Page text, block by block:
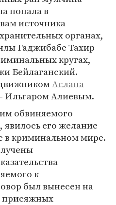
попала в
источника
органах,
Гаджибабе Тахир
кругах,
Бейлаганский.
Аслана
Ильгаром Алиевым.
обвиняемого
его желание
в криминальном мире.
к
был вынесен на
присяжных